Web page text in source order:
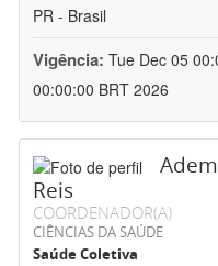
PR - Brasil
Vigência: Tue Dec 05
00:00:00 BRT 2026
Reis
COORDENADOR(A)
CIÊNCIAS DA SAÚDE
Saúde Coletiva